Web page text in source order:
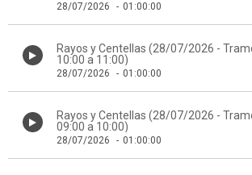
28/07/2026 - 01:00:00
Rayos y Centellas (28/07/2026 -
10:00 a 11:00)
28/07/2026 - 01:00:00
Rayos y Centellas (28/07/2026 -
09:00 a 10:00)
28/07/2026 - 01:00:00